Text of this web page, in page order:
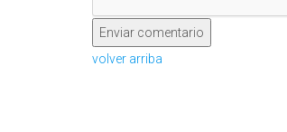
volver arriba